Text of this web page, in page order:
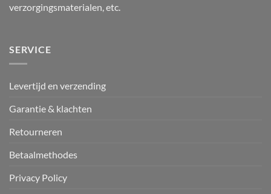
verzorgingsmaterialen, etc.
SERVICE
Levertijd en verzending
Garantie & klachten
Retourneren
Betaalmethodes
Privacy Policy